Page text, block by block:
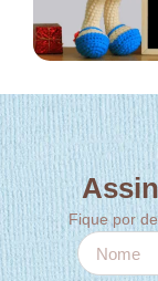
Fique por